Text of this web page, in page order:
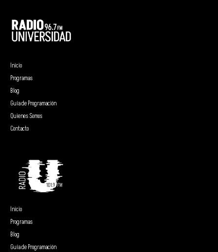
Inicio
Programas
Blog
Guía de Programación
Quienes Somos
Contacto
Inicio
Programas
Blog
Guía de Programación